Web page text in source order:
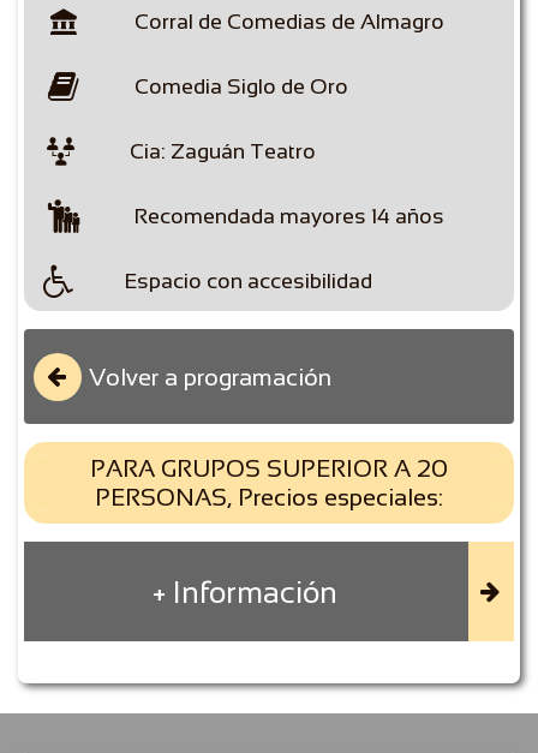
 Corral de Comedias de Almagro
 Comedia Siglo de Oro
 Cia: Zaguán Teatro
 Recomendada mayores 14 años
 Espacio con accesibilidad
Volver a programación

PARA GRUPOS SUPERIOR A 20
PERSONAS, Precios especiales:
+ Información 